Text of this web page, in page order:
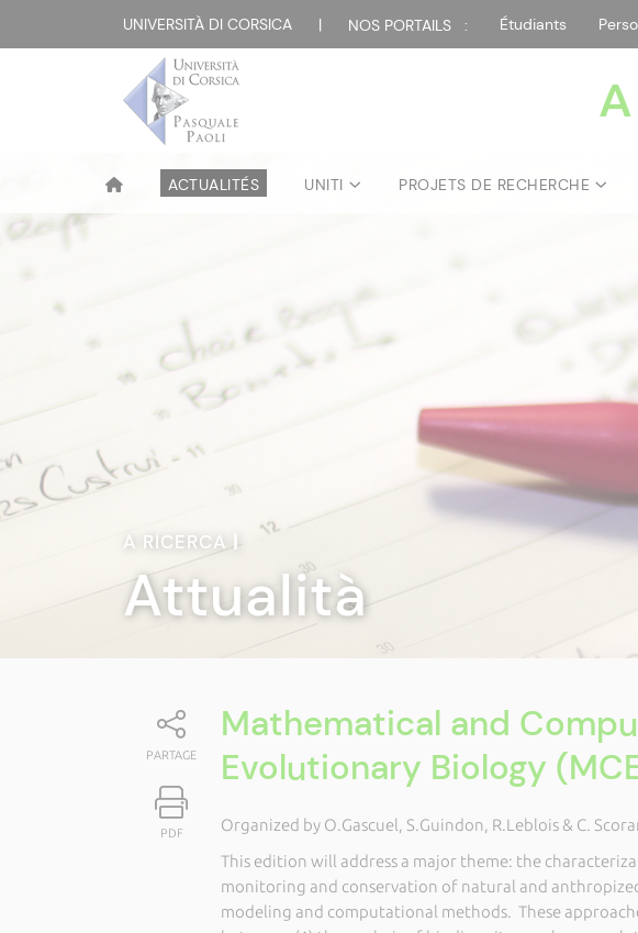
UNIVERSITÀ DI CORSICA | NOS PORTAILS : Étudiants
ACTUALITÉS UNITI PROJETS DE RECHERCHE
A RICERCA|
Attualità
PARTAGE
PDF
Mathematical and
Evolutionary Biology
Organized by O.Gascuel, S.Guindon, R.Leblois & C.
This edition will address a major theme: the
monitoring and conservation of natural and
modeling and computational methods. These